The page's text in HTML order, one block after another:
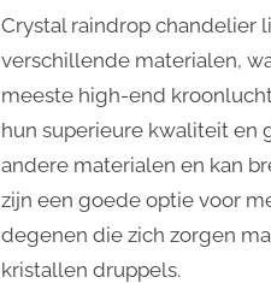
Crystal raindrop chandelier
verschillende materialen,
meeste high-end
hun superieure kwaliteit en
andere materialen en kan
zijn een goede optie voor
degenen die zich zorgen
kristallen druppels.